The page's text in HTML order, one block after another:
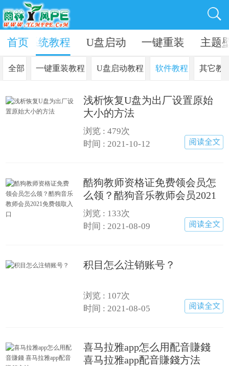
系统教程 U盘启动 一键重装 主题
首页
全部 一键重装教程 U盘启动教程 软件教程 其它教
浅析恢复U盘为出厂设置原始
大小的方法
浏览 : 479次
时间 : 2021-10-12
酷狗教师资格证免费领会员怎
么领？酷狗音乐教师会员2021
免费领取入口
浏览 : 133次
时间 : 2021-08-09
积目怎么注销账号？
浏览 : 107次
时间 : 2021-08-05
喜马拉雅app怎么用配音賺錢
喜马拉雅app配音賺錢方法